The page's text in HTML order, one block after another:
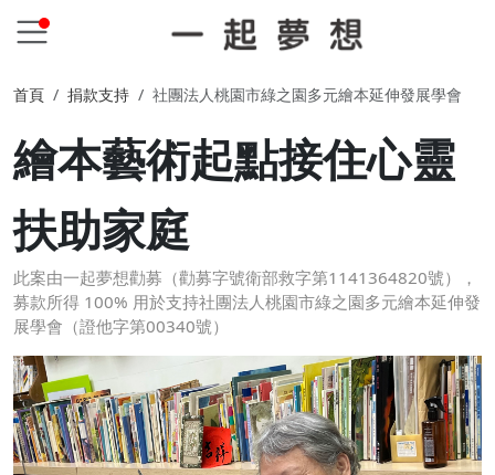
首頁 捐款支持 社團法人桃園市綠之園多元繪本延伸發展學會
繪本藝術起點接住心靈
扶助家庭
此案由一起夢想勸募（勸募字號衛部救字第1141364820號），
募款所得 100% 用於支持社團法人桃園市綠之園多元繪本延伸發
展學會（證他字第00340號）